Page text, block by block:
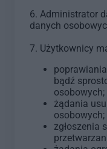
6. Administrator
danych
7. Użytkownicy
bądź
osobowych;
żądania
osobowych;
zgłoszenia